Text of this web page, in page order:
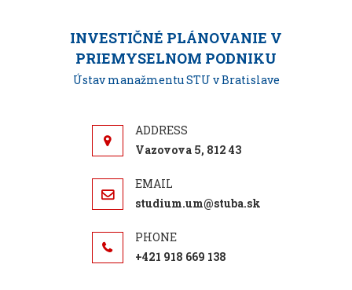
INVESTIČNÉ PLÁNOVANIE V
PRIEMYSELNOM PODNIKU
Ústav manažmentu STU v Bratislave
Vazovova 5, 812 43
studium.um@stuba.sk
+421 918 669 138